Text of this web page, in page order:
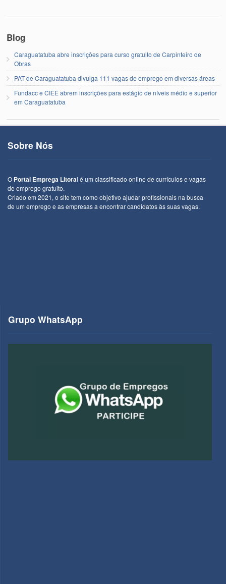
Blog
Caraguatatuba abre inscrições para curso gratuito de Carpinteiro de
Obras
PAT de Caraguatatuba divulga 111 vagas de emprego em diversas áreas
Fundacc e CIEE abrem inscrições para estágio de níveis médio e superior
em Caraguatatuba
Sobre Nós
O Portal Emprega Litoral é um classificado online de currículos e vagas
de emprego gratuito.
Criado em 2021, o site tem como objetivo ajudar profissionais na busca
de um emprego e as empresas a encontrar candidatos às suas vagas.
Grupo WhatsApp